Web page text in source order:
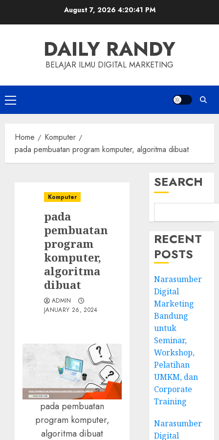
August 7, 2026 4:20:42 PM
DAILY RANDY
BELAJAR ILMU DIGITAL MARKETING
Primary
Menu
Home
Komputer
pada pembuatan program komputer, algoritma dibuat
Komputer
pada
pembuatan
program
komputer,
algoritma
dibuat
ADMIN
JANUARY 26, 2024
pada pembuatan
program komputer,
algoritma dibuat
SEARCH
RECENT
POSTS
Narasumber
Digital
Marketing
Bandung
untuk
Seminar,
Workshop,
Pelatihan
UMKM, dan
Corporate
Training
Narasumber
Digital